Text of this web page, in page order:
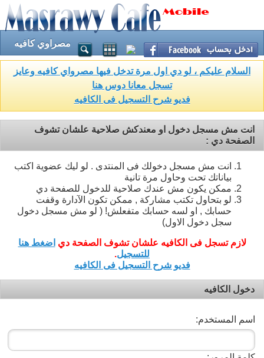
مصراوي كافيه
السلام عليكم ، لو دي اول مرة تدخل فيها مصرواي كافيه وعايز
تسجل معانا دوس هنا
فديو شرح التسجيل فى الكافيه
انت مش مسجل دخول او معندكش صلاحية علشان تشوف
الصفحة دي :
انت مش مسجل دخولك فى المنتدى . لو ليك عضوية اكتب
بياناتك تحت وحاول مرة تانية
ممكن يكون مش عندك صلاحية للدخول للصفحة دي
لو بتحاول تكتب مشاركة , ممكن تكون الآدارة وقفت
حسابك , او لسه حسابك متفعلش! ( لو مش مسجل دخول
سجل دخول الاول)
لازم تسجل فى الكافيه علشان تشوف الصفحة دي اضغط هنا
للتسجيل.
فديو شرح التسجيل فى الكافيه
دخول الكافيه
اسم المستخدم: